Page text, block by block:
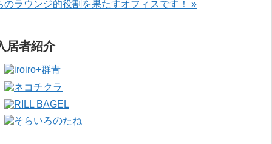
のラウンジ的役割を果たすオフィスです！ »
居者紹介